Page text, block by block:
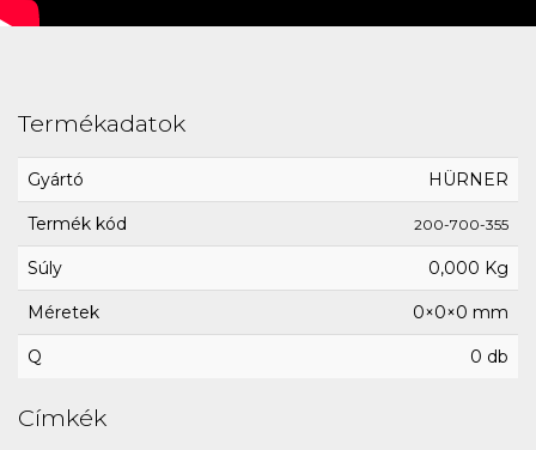
Termékadatok
Gyártó HÜRNER
Termék kód 200-700-355
Súly 0,000 Kg
Méretek 0×0×0 mm
Q 0 db
Címkék